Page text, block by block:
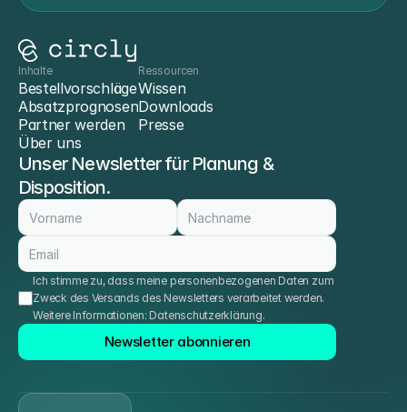
Inhalte
Bestellvorschläge
Absatzprognosen
Partner werden
Über uns
Ressourcen
Wissen
Downloads
Presse
Unser Newsletter für Planung &
Disposition.
Ich stimme zu, dass meine personenbezogenen Daten zum
Zweck des Versands des Newsletters verarbeitet werden.
Weitere Informationen: Datenschutzerklärung.
Newsletter abonnieren